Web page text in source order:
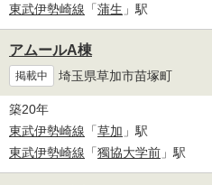
東武伊勢崎線 「蒲生 」駅
アムールA棟
掲載中 埼玉県草加市苗塚町
築20年
東武伊勢崎線 「草加 」駅
東武伊勢崎線 「獨協大学前 」駅